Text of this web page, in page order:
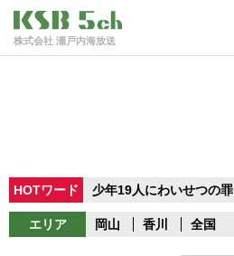
株式会社 瀬戸内海放送
HOTワード 少年19人にわいせつの罪
エリア 岡山 香川 全国